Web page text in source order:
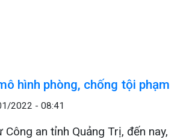
hình phòng, chống tội phạm
2022 - 08:41
an tỉnh Quảng Trị, đến nay,